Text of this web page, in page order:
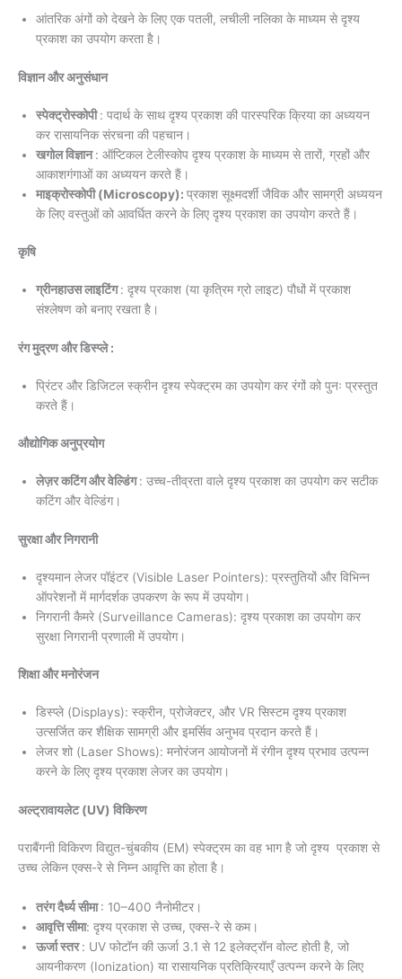
आंतरिक अंगों को देखने के लिए एक पतली, लचीली नलिका के माध्यम से दृश्य
प्रकाश का उपयोग करता है।
विज्ञान और अनुसंधान
स्पेक्ट्रोस्कोपी: पदार्थ के साथ दृश्य प्रकाश की पारस्परिक क्रिया का अध्ययन
कर रासायनिक संरचना की पहचान।
खगोल विज्ञान: ऑप्टिकल टेलीस्कोप दृश्य प्रकाश के माध्यम से तारों, ग्रहों और
आकाशगंगाओं का अध्ययन करते हैं।
माइक्रोस्कोपी (Microscopy): प्रकाश सूक्ष्मदर्शी जैविक और सामग्री अध्ययन
के लिए वस्तुओं को आवर्धित करने के लिए दृश्य प्रकाश का उपयोग करते हैं।
कृषि
ग्रीनहाउस लाइटिंग: दृश्य प्रकाश (या कृत्रिम ग्रो लाइट) पौधों में प्रकाश
संश्लेषण को बनाए रखता है।
रंग मुद्रण और डिस्प्ले :
प्रिंटर और डिजिटल स्क्रीन दृश्य स्पेक्ट्रम का उपयोग कर रंगों को पुनः प्रस्तुत
करते हैं।
औद्योगिक अनुप्रयोग
लेज़र कटिंग और वेल्डिंग: उच्च-तीव्रता वाले दृश्य प्रकाश का उपयोग कर सटीक
कटिंग और वेल्डिंग।
सुरक्षा और निगरानी
दृश्यमान लेजर पॉइंटर (Visible Laser Pointers): प्रस्तुतियों और विभिन्न
ऑपरेशनों में मार्गदर्शक उपकरण के रूप में उपयोग।
निगरानी कैमरे (Surveillance Cameras): दृश्य प्रकाश का उपयोग कर
सुरक्षा निगरानी प्रणाली में उपयोग।
शिक्षा और मनोरंजन
डिस्प्ले (Displays): स्क्रीन, प्रोजेक्टर, और VR सिस्टम दृश्य प्रकाश
उत्सर्जित कर शैक्षिक सामग्री और इमर्सिव अनुभव प्रदान करते हैं।
लेजर शो (Laser Shows): मनोरंजन आयोजनों में रंगीन दृश्य प्रभाव उत्पन्न
करने के लिए दृश्य प्रकाश लेजर का उपयोग।
अल्ट्रावायलेट (UV) विकिरण
पराबैंगनी विकिरण विद्युत-चुंबकीय (EM) स्पेक्ट्रम का वह भाग है जो दृश्य प्रकाश से
उच्च लेकिन एक्स-रे से निम्न आवृत्ति का होता है।
तरंग दैर्ध्य सीमा: 10–400 नैनोमीटर।
आवृत्ति सीमा: दृश्य प्रकाश से उच्च, एक्स-रे से कम।
ऊर्जा स्तर: UV फोटॉन की ऊर्जा 3.1 से 12 इलेक्ट्रॉन वोल्ट होती है, जो
आयनीकरण (Ionization) या रासायनिक प्रतिक्रियाएँ उत्पन्न करने के लिए